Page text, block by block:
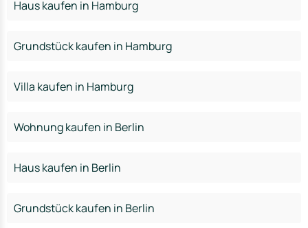
Haus kaufen in Hamburg
Grundstück kaufen in Hamburg
Villa kaufen in Hamburg
Wohnung kaufen in Berlin
Haus kaufen in Berlin
Grundstück kaufen in Berlin